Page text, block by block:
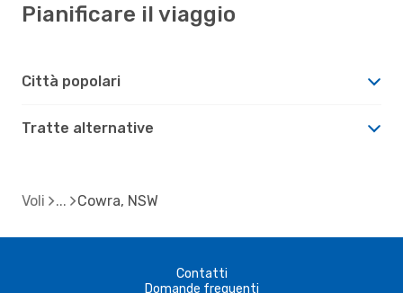
Pianificare il viaggio
Città popolari
Tratte alternative
Voli Cowra, NSW
Contatti
Domande frequenti